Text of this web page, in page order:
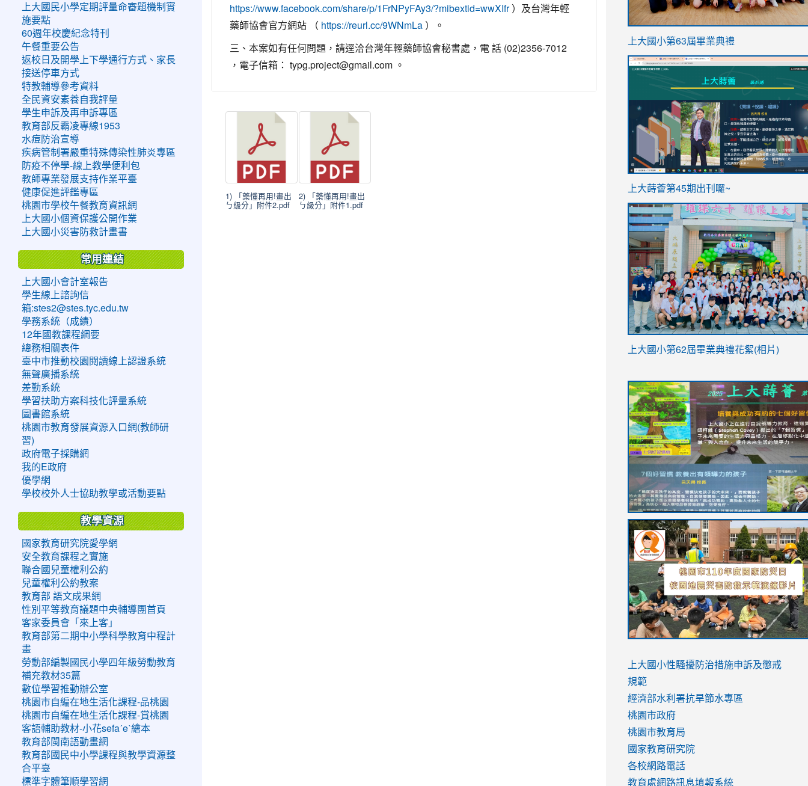
https://www.facebook.com/share/p/1FrNPyFAy3/?mibextid=wwXIfr）及台灣年輕
藥師協會官方網站 （ https://reurl.cc/9WNmLa ）。
三、本案如有任何問題，請逕洽台灣年輕藥師協會秘書處，電 話 (02)2356-7012
，電子信箱： typg.project@gmail.com 。
1) 「藥懂再用!畫出
ㄅ級分」附件2.pdf
2) 「藥懂再用!畫出
ㄅ級分」附件1.pdf
上大國民小學定期評量命審題機制實
施要點
60週年校慶紀念特刊
午餐重要公告
返校日及開學上下學通行方式、家長
接送停車方式
特教輔導參考資料
全民資安素養自我評量
學生申訴及再申訴專區
教育部反霸凌專線1953
水痘防治宣導
疾病管制署嚴重特殊傳染性肺炎專區
防疫不停學-線上教學便利包
教師專業發展支持作業平臺
健康促進評鑑專區
桃園市學校午餐教育資訊網
上大國小個資保護公開作業
上大國小災害防救計畫書
常用連結
上大國小會計室報告
學生線上諮詢信
箱:stes2@stes.tyc.edu.tw
學務系統（成績）
12年國教課程綱要
總務相關表件
臺中市推動校園閱讀線上認證系統
無聲廣播系統
差勤系統
學習扶助方案科技化評量系統
圖書館系統
桃園市教育發展資源入口網(教師研
習)
政府電子採購網
我的E政府
優學網
學校校外人士協助教學或活動要點
教學資源
國家教育研究院愛學網
安全教育課程之實施
聯合國兒童權利公約
兒童權利公約教案
教育部 語文成果網
性別平等教育議題中央輔導團首頁
客家委員會「來上客」
教育部第二期中小學科學教育中程計
畫
勞動部編製國民小學四年級勞動教育
補充教材35篇
數位學習推動辦公室
桃園市自編在地生活化課程-品桃園
桃園市自編在地生活化課程-賞桃園
客語輔助教材-小花sefaˊeˋ繪本
教育部閩南語動畫網
教育部國民中小學課程與教學資源整
合平臺
標準字體筆順學習網
link
https://sites.google.com/stes.tyc.edu.tw/
上大國小第63屆畢業典禮
link
ink
https://sites.google.com/stes.tyc.edu.tw/
link
https://sites.google.com/stes.tyc.edu.tw/
上大蒔薈第45期出刊囉~
link
YfDQppRvyMk686kIw6SBbssEIZ6WnT/
usp=sharing
上大國小第62屆畢業典禮花絮(相片)
to
https://drive.google.com/file/d/1I-
YfDQppRvyMk686kIw6SBbssEIZ6WnT/
usp=sharing
to
https://sites.google.com/stes.tyc.edu.tw/
link
to
https://sites.google.com/stes.tyc.edu.tw/
link
to
https://drive.google.com/file/d/
usp=sharing
link
to
https://youtu.be/jJOMVWY3-
8M
link
to
https://drive.google.com/file/d/
usp=sharing
to
https://www.youtube.com/watch?
v=hC_gdZndU9s
to
https://www.youtube.com/watch?
v=hC_gdZndU9s
link
to
https://www.youtube.com/watch?
v=mfpNykQ0g4M
上大國小性騷擾防治措施申訴及懲戒
規範
經濟部水利署抗旱節水專區
桃園市政府
桃園市教育局
國家教育研究院
各校網路電話
教育處網路訊息填報系統